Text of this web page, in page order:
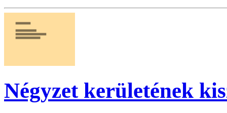
Négyzet kerületének